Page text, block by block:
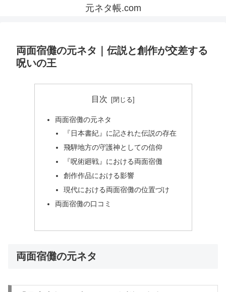
元ネタ帳.com
両面宿儺の元ネタ｜伝説と創作が交差する
呪いの王
目次
両面宿儺の元ネタ
『日本書紀』に記された伝説の存在
飛騨地方の守護神としての信仰
『呪術廻戦』における両面宿儺
創作作品における影響
現代における両面宿儺の位置づけ
両面宿儺の口コミ
両面宿儺の元ネタ